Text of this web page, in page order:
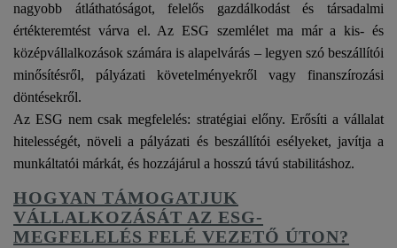
nagyobb átláthatóságot, felelős gazdálkodást és társadalmi
értékteremtést várva el. Az ESG szemlélet ma már a kis- és
középvállalkozások számára is alapelvárás – legyen szó beszállítói
minősítésről, pályázati követelményekről vagy finanszírozási
döntésekről.
Az ESG nem csak megfelelés: stratégiai előny. Erősíti a vállalat
hitelességét, növeli a pályázati és beszállítói esélyeket, javítja a
munkáltatói márkát, és hozzájárul a hosszú távú stabilitáshoz.
HOGYAN TÁMOGATJUK
VÁLLALKOZÁSÁT AZ ESG-
MEGFELELÉS FELÉ VEZETŐ ÚTON?